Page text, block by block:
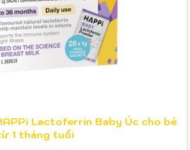
Lactoferrin Baby Úc cho bé
1 tháng tuổi